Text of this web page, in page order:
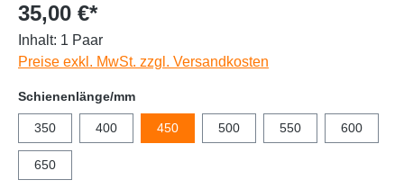
35,00 €*
Inhalt: 1 Paar
Preise exkl. MwSt. zzgl. Versandkosten
Schienenlänge/mm
350 400 450 500 550 600
650